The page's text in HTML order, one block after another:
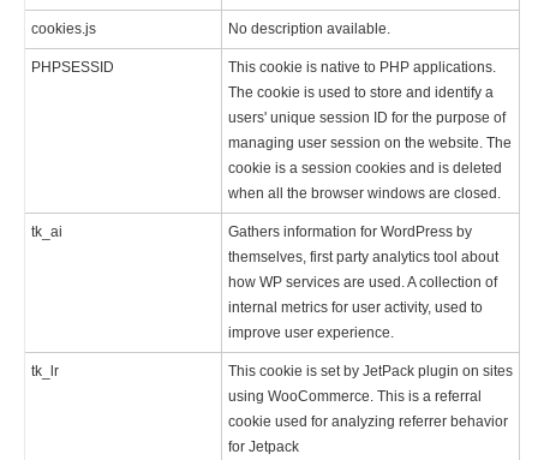
cookies.js No description available.
PHPSESSID
This cookie is native to PHP applications.
The cookie is used to store and identify a
users' unique session ID for the purpose of
managing user session on the website. The
cookie is a session cookies and is deleted
when all the browser windows are closed.
tk_ai
Gathers information for WordPress by
themselves, first party analytics tool about
how WP services are used. A collection of
internal metrics for user activity, used to
improve user experience.
tk_lr
This cookie is set by JetPack plugin on sites
using WooCommerce. This is a referral
cookie used for analyzing referrer behavior
for Jetpack